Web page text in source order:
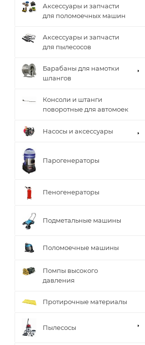
Аксессуары и запчасти
для поломоечных машин
Аксессуары и запчасти
для пылесосов
Барабаны для намотки
шлангов
Консоли и штанги
поворотные для автомоек
Насосы и аксессуары
Парогенераторы
Пеногенераторы
Подметальные машины
Поломоечные машины
Помпы высокого
давления
Протирочные материалы
Пылесосы